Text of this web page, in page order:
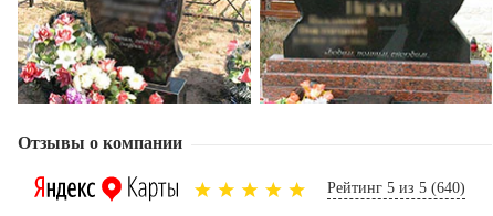
Отзывы о компании
Рейтинг 5 из 5 (640)